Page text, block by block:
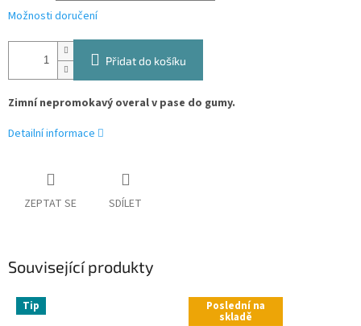
Možnosti doručení
Přidat do košíku
Zimní nepromokavý overal v pase do gumy.
Detailní informace
ZEPTAT SE SDÍLET
Související produkty
Tip Poslední na
skladě